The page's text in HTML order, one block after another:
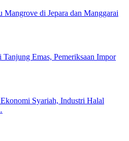
di Jepara dan Manggarai
Emas, Pemeriksaan Impor
Syariah, Industri Halal